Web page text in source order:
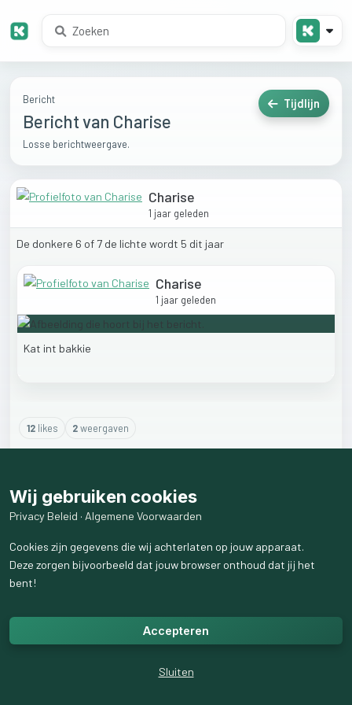
Bericht
Bericht van Charise
Losse berichtweergave.
Tijdlijn
Charise
1 jaar geleden
De donkere 6 of 7 de lichte wordt 5 dit jaar
Charise
1 jaar geleden
Kat int bakkie
12likes 2weergaven
Wij gebruiken cookies
Privacy Beleid · Algemene Voorwaarden
Cookies zijn gegevens die wij achterlaten op jouw apparaat.
Deze zorgen bijvoorbeeld dat jouw browser onthoud dat jij het
bent!
Accepteren
Sluiten